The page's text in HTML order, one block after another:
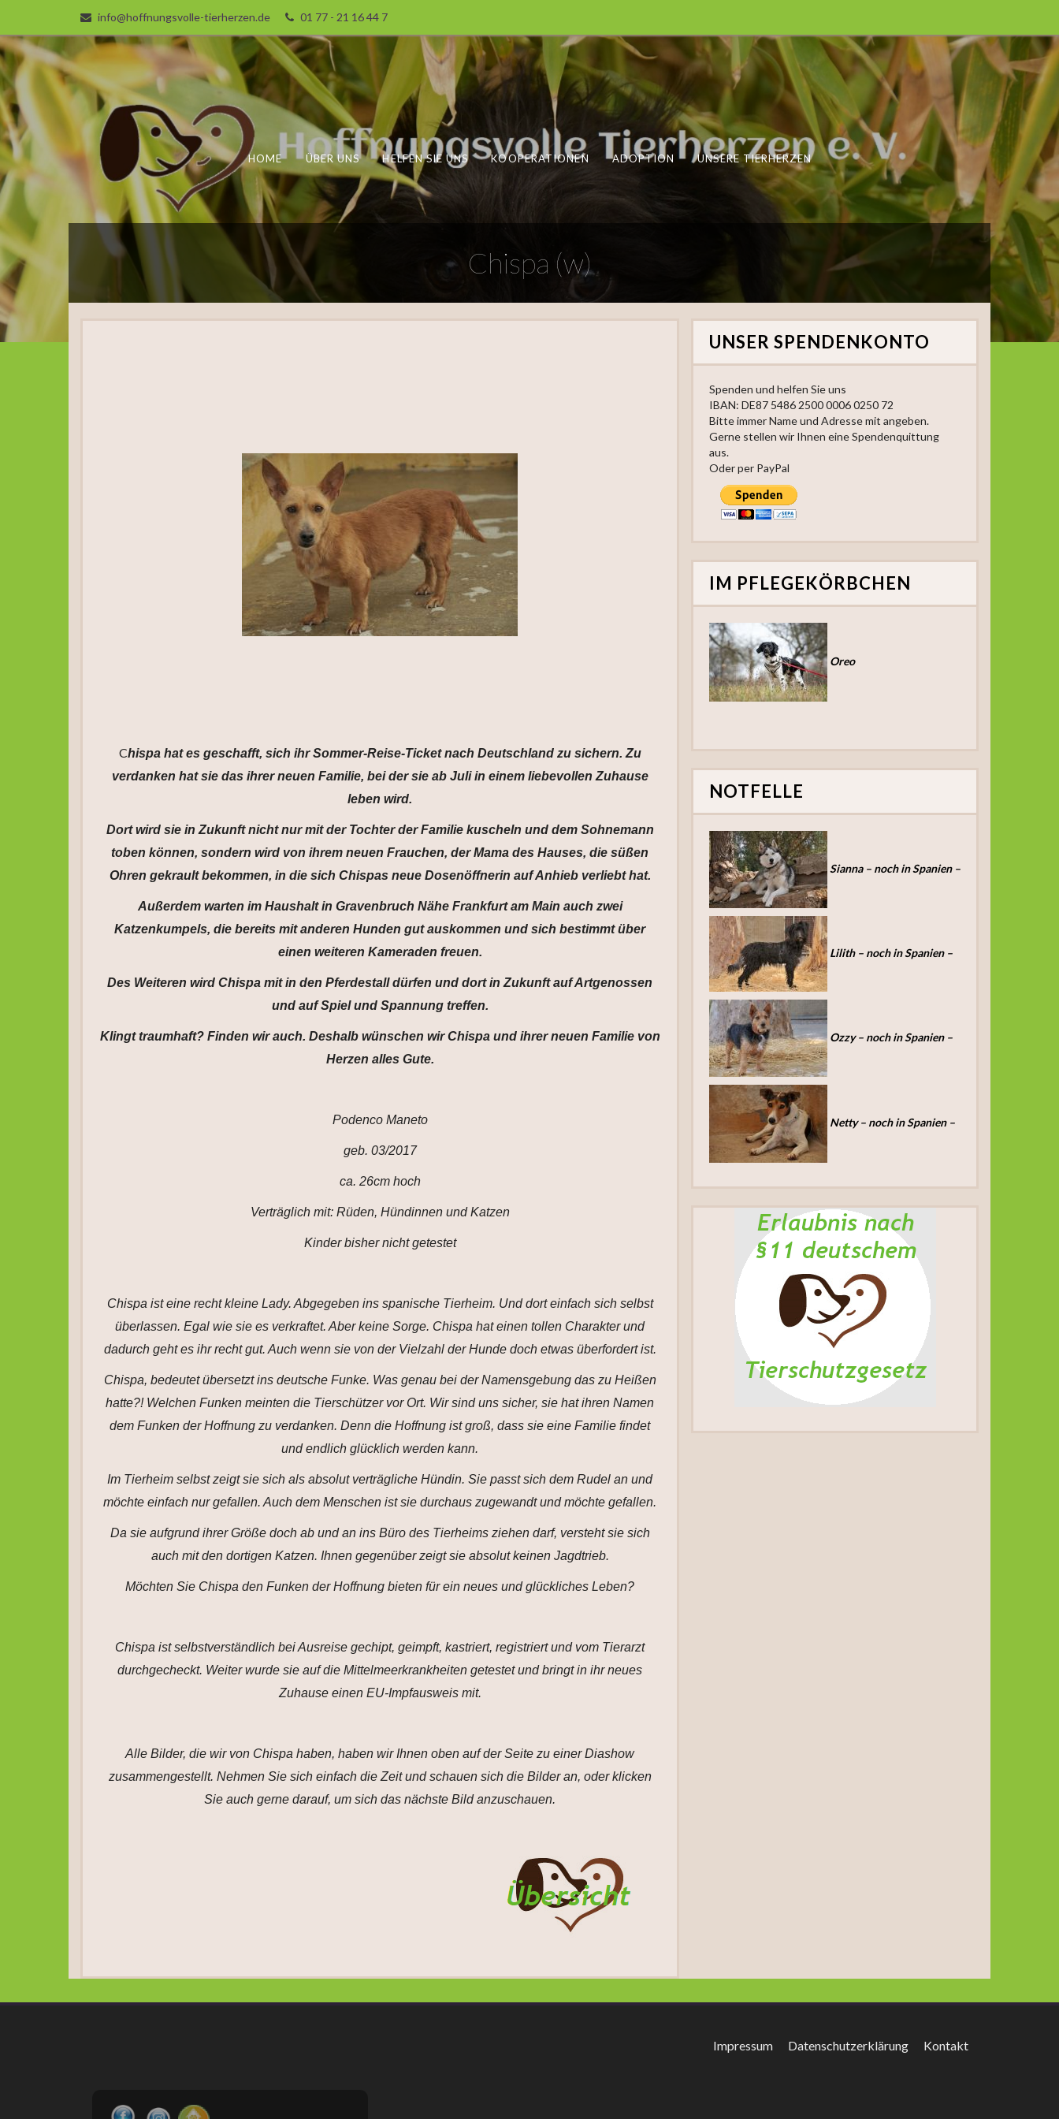
info@hoffnungsvolle-tierherzen.de 01 77 - 21 16 44 7
HOME ÜBER UNS HELFEN SIE UNS KOOPERATIONEN ADOPTION UNSERE TIERHERZEN
Chispa (w)
Chispa hat es geschafft, sich ihr Sommer-Reise-Ticket nach Deutschland zu sichern. Zu
verdanken hat sie das ihrer neuen Familie, bei der sie ab Juli in einem liebevollen Zuhause
leben wird.
Dort wird sie in Zukunft nicht nur mit der Tochter der Familie kuscheln und dem Sohnemann
toben können, sondern wird von ihrem neuen Frauchen, der Mama des Hauses, die süßen
Ohren gekrault bekommen, in die sich Chispas neue Dosenöffnerin auf Anhieb verliebt hat.
Außerdem warten im Haushalt in Gravenbruch Nähe Frankfurt am Main auch zwei
Katzenkumpels, die bereits mit anderen Hunden gut auskommen und sich bestimmt über
einen weiteren Kameraden freuen.
Des Weiteren wird Chispa mit in den Pferdestall dürfen und dort in Zukunft auf Artgenossen
und auf Spiel und Spannung treffen.
Klingt traumhaft? Finden wir auch. Deshalb wünschen wir Chispa und ihrer neuen Familie von
Herzen alles Gute.
Podenco Maneto
geb. 03/2017
ca. 26cm hoch
Verträglich mit: Rüden, Hündinnen und Katzen
Kinder bisher nicht getestet
Chispa ist eine recht kleine Lady. Abgegeben ins spanische Tierheim. Und dort einfach sich selbst
überlassen. Egal wie sie es verkraftet. Aber keine Sorge. Chispa hat einen tollen Charakter und
dadurch geht es ihr recht gut. Auch wenn sie von der Vielzahl der Hunde doch etwas überfordert ist.
Chispa, bedeutet übersetzt ins deutsche Funke. Was genau bei der Namensgebung das zu Heißen
hatte?! Welchen Funken meinten die Tierschützer vor Ort. Wir sind uns sicher, sie hat ihren Namen
dem Funken der Hoffnung zu verdanken. Denn die Hoffnung ist groß, dass sie eine Familie findet
und endlich glücklich werden kann.
Im Tierheim selbst zeigt sie sich als absolut verträgliche Hündin. Sie passt sich dem Rudel an und
möchte einfach nur gefallen. Auch dem Menschen ist sie durchaus zugewandt und möchte gefallen.
Da sie aufgrund ihrer Größe doch ab und an ins Büro des Tierheims ziehen darf, versteht sie sich
auch mit den dortigen Katzen. Ihnen gegenüber zeigt sie absolut keinen Jagdtrieb.
Möchten Sie Chispa den Funken der Hoffnung bieten für ein neues und glückliches Leben?
Chispa ist selbstverständlich bei Ausreise gechipt, geimpft, kastriert, registriert und vom Tierarzt
durchgecheckt. Weiter wurde sie auf die Mittelmeerkrankheiten getestet und bringt in ihr neues
Zuhause einen EU-Impfausweis mit.
Alle Bilder, die wir von Chispa haben, haben wir Ihnen oben auf der Seite zu einer Diashow
zusammengestellt. Nehmen Sie sich einfach die Zeit und schauen sich die Bilder an, oder klicken
Sie auch gerne darauf, um sich das nächste Bild anzuschauen.
UNSER SPENDENKONTO
Spenden und helfen Sie uns
IBAN: DE87 5486 2500 0006 0250 72
Bitte immer Name und Adresse mit angeben.
Gerne stellen wir Ihnen eine Spendenquittung
aus.
Oder per PayPal
IM PFLEGEKÖRBCHEN
Oreo
NOTFELLE
Sianna – noch in Spanien –
Lilith – noch in Spanien –
Ozzy – noch in Spanien –
Netty – noch in Spanien –
Impressum Datenschutzerklärung Kontakt